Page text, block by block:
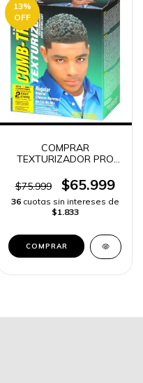
13%
OFF
COMPRAR
TEXTURIZADOR PRO
Y DESENREDA | ENVÍO
RÁPIDO.
$75.999 $65.999
36 cuotas sin intereses de
$1.833